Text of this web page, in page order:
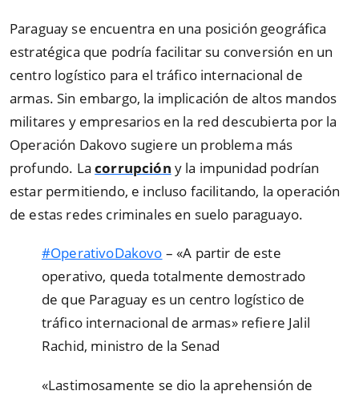
Paraguay se encuentra en una posición geográfica
estratégica que podría facilitar su conversión en un
centro logístico para el tráfico internacional de
armas. Sin embargo, la implicación de altos mandos
militares y empresarios en la red descubierta por la
Operación Dakovo sugiere un problema más
profundo. Lacorrupción y la impunidad podrían
estar permitiendo, e incluso facilitando, la operación
de estas redes criminales en suelo paraguayo.
#OperativoDakovo – «A partir de este
operativo, queda totalmente demostrado
de que Paraguay es un centro logístico de
tráfico internacional de armas» refiere Jalil
Rachid, ministro de la Senad
«Lastimosamente se dio la aprehensión de